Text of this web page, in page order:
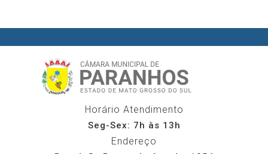
Horário Atendimento
Seg-Sex: 7h às 13h
Endereço